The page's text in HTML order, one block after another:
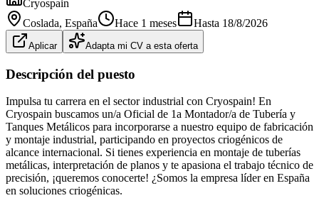
Cryospain
Coslada, España Hace 1 meses Hasta 18/8/2026
Aplicar Adapta mi CV a esta oferta
Descripción del puesto
Impulsa tu carrera en el sector industrial con Cryospain! En
Cryospain buscamos un/a Oficial de 1a Montador/a de Tubería y
Tanques Metálicos para incorporarse a nuestro equipo de fabricación
y montaje industrial, participando en proyectos criogénicos de
alcance internacional. Si tienes experiencia en montaje de tuberías
metálicas, interpretación de planos y te apasiona el trabajo técnico de
precisión, ¡queremos conocerte! ¿Somos la empresa líder en España
en soluciones criogénicas.